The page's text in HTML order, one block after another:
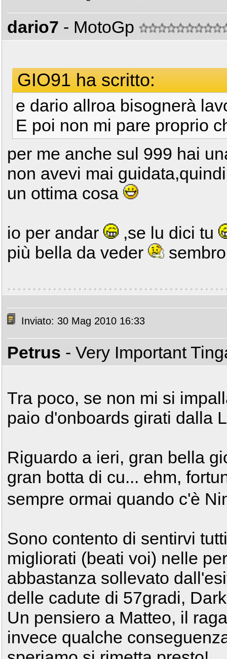
dario7 - MotoGp
GIO91 ha scritto:
e dario allroa bisognerà
E poi non mi pare proprio
per me anche sul 999 hai
non avevi mai
un ottima cosa
io per andar
,se lu dici tu
più bella da veder
Inviato: 30 Mag 2010 16:33
Petrus - Very Important
Tra poco, se non mi si
paio d'onboards girati dalla
Riguardo a ieri, gran bella
gran botta di cu... ehm,
sempre ormai quando c'è
Sono contento di sentirvi
migliorati (beati voi) nelle
abbastanza sollevato
delle cadute di 57gradi,
Un pensiero a Matteo, il
invece qualche